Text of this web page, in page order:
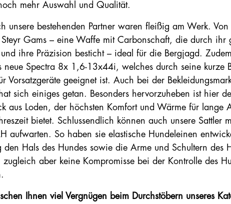
mehr Auswahl und Qualität.
unsere bestehenden Partner waren fleißig am Werk. Von
Gams – eine Waffe mit Carbonschaft, die durch ihr
ihre Präzision besticht – ideal für die Bergjagd.
neue Spectra 8x 1,6-13x44i, welches durch seine kurze
Vorsatzgeräte geeignet ist. Auch bei der
sich einiges getan. Besonders hervorzuheben ist hier
aus Loden, der höchsten Komfort und Wärme für lange
bietet. Schlussendlich können auch unsere Sattler
aufwarten. So haben sie elastische Hundeleinen
den Hals des Hundes sowie die Arme und Schultern des
zugleich aber keine Kompromisse bei der Kontrolle des
Ihnen viel Vergnügen beim Durchstöbern unseres